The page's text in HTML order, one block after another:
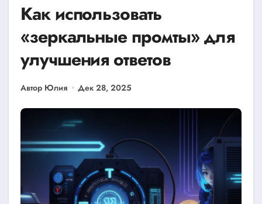
Как использовать
«зеркальные промты» для
улучшения ответов
Автор Юлия Дек 28, 2025